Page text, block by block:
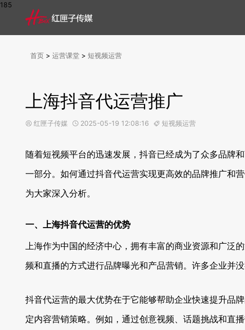
185
首页 > 运营课堂 > 短视频运营
上海抖音代运营推广
 红匣子传媒  2025-05-19 12:08:16  短视频运营
随着短视频平台的迅速发展，抖音已经成为了众多品牌
一部分。如何通过抖音代运营实现更高效的品牌推广和
为大家深入分析。
一、上海抖音代运营的优势
上海作为中国的经济中心，拥有丰富的商业资源和广
频和直播的方式进行品牌曝光和产品营销。许多企业并
抖音代运营的最大优势在于它能够帮助企业快速提升品
定内容营销策略。例如，通过创意视频、话题挑战和直